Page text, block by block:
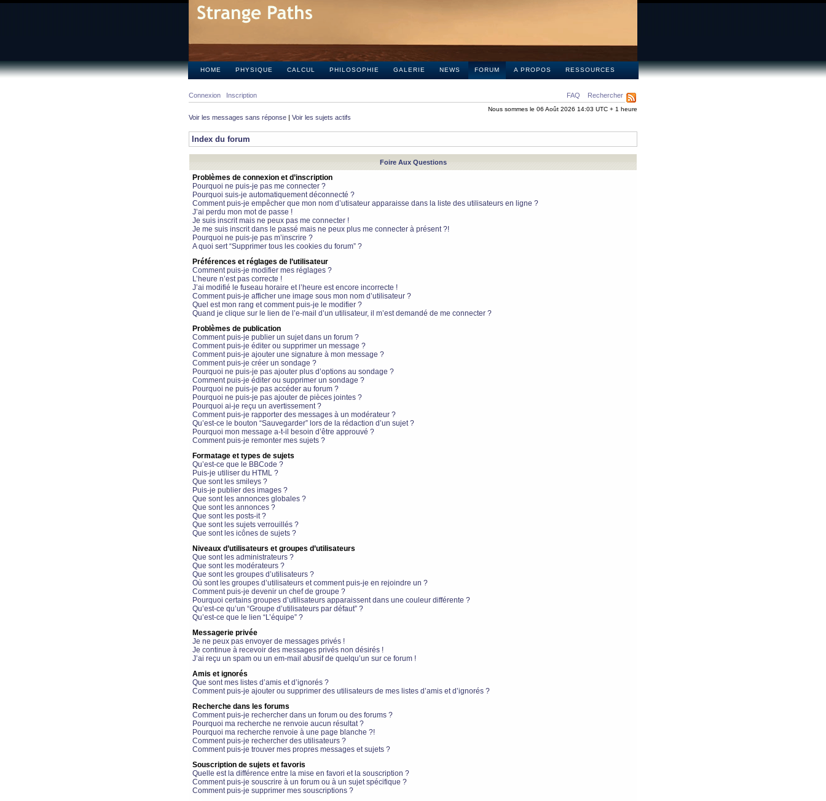
HOME PHYSIQUE CALCUL PHILOSOPHIE GALERIE NEWS FORUM A PROPOS RESSOURCES
FAQ Rechercher
Connexion Inscription
Nous sommes le 06 Août 2026 14:03 UTC + 1 heure
Voir les messages sans réponse | Voir les sujets actifs
Index du forum
Foire Aux Questions
Problèmes de connexion et d’inscription
Pourquoi ne puis-je pas me connecter ?
Pourquoi suis-je automatiquement déconnecté ?
Comment puis-je empêcher que mon nom d’utisateur apparaisse dans la liste des utilisateurs en ligne ?
J’ai perdu mon mot de passe !
Je suis inscrit mais ne peux pas me connecter !
Je me suis inscrit dans le passé mais ne peux plus me connecter à présent ?!
Pourquoi ne puis-je pas m’inscrire ?
A quoi sert “Supprimer tous les cookies du forum” ?
Préférences et réglages de l’utilisateur
Comment puis-je modifier mes réglages ?
L’heure n’est pas correcte !
J’ai modifié le fuseau horaire et l’heure est encore incorrecte !
Comment puis-je afficher une image sous mon nom d’utilisateur ?
Quel est mon rang et comment puis-je le modifier ?
Quand je clique sur le lien de l’e-mail d’un utilisateur, il m’est demandé de me connecter ?
Problèmes de publication
Comment puis-je publier un sujet dans un forum ?
Comment puis-je éditer ou supprimer un message ?
Comment puis-je ajouter une signature à mon message ?
Comment puis-je créer un sondage ?
Pourquoi ne puis-je pas ajouter plus d’options au sondage ?
Comment puis-je éditer ou supprimer un sondage ?
Pourquoi ne puis-je pas accéder au forum ?
Pourquoi ne puis-je pas ajouter de pièces jointes ?
Pourquoi ai-je reçu un avertissement ?
Comment puis-je rapporter des messages à un modérateur ?
Qu’est-ce le bouton “Sauvegarder” lors de la rédaction d’un sujet ?
Pourquoi mon message a-t-il besoin d’être approuvé ?
Comment puis-je remonter mes sujets ?
Formatage et types de sujets
Qu’est-ce que le BBCode ?
Puis-je utiliser du HTML ?
Que sont les smileys ?
Puis-je publier des images ?
Que sont les annonces globales ?
Que sont les annonces ?
Que sont les posts-it ?
Que sont les sujets verrouillés ?
Que sont les icônes de sujets ?
Niveaux d’utilisateurs et groupes d’utilisateurs
Que sont les administrateurs ?
Que sont les modérateurs ?
Que sont les groupes d’utilisateurs ?
Où sont les groupes d’utilisateurs et comment puis-je en rejoindre un ?
Comment puis-je devenir un chef de groupe ?
Pourquoi certains groupes d’utilisateurs apparaissent dans une couleur différente ?
Qu’est-ce qu’un “Groupe d’utilisateurs par défaut” ?
Qu’est-ce que le lien “L’équipe” ?
Messagerie privée
Je ne peux pas envoyer de messages privés !
Je continue à recevoir des messages privés non désirés !
J’ai reçu un spam ou un em-mail abusif de quelqu’un sur ce forum !
Amis et ignorés
Que sont mes listes d’amis et d’ignorés ?
Comment puis-je ajouter ou supprimer des utilisateurs de mes listes d’amis et d’ignorés ?
Recherche dans les forums
Comment puis-je rechercher dans un forum ou des forums ?
Pourquoi ma recherche ne renvoie aucun résultat ?
Pourquoi ma recherche renvoie à une page blanche ?!
Comment puis-je rechercher des utilisateurs ?
Comment puis-je trouver mes propres messages et sujets ?
Souscription de sujets et favoris
Quelle est la différence entre la mise en favori et la souscription ?
Comment puis-je souscrire à un forum ou à un sujet spécifique ?
Comment puis-je supprimer mes souscriptions ?